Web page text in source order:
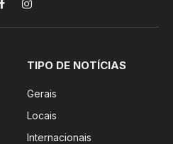
FacebookInstagram
TIPO DE NOTÍCIAS
Gerais
Locais
Internacionais